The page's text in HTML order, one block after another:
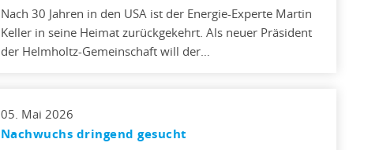
Nach 30 Jahren in den USA ist der Energie-Experte Martin
Keller in seine Heimat zurückgekehrt. Als neuer Präsident
der Helmholtz-Gemeinschaft will der…
05. Mai 2026
Nachwuchs dringend gesucht